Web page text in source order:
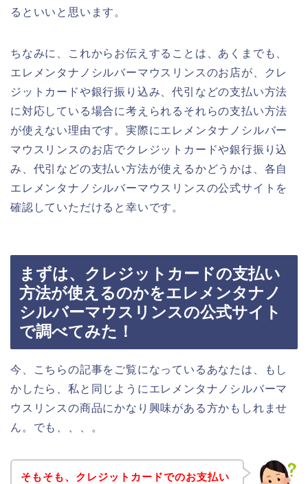
るといいと思います。
ちなみに、これからお伝えすることは、あくまでも、
エレメンタナノシルバーマウスリンスのお店が、クレ
ジットカードや銀行振り込み、代引などの支払い方法
に対応している場合に考えられるそれらの支払い方法
が使えない理由です。実際にエレメンタナノシルバー
マウスリンスのお店でクレジットカードや銀行振り込
み、代引などの支払い方法が使えるかどうかは、各自
エレメンタナノシルバーマウスリンスの公式サイトを
確認していただけると幸いです。
まずは、クレジットカードの支払い
方法が使えるのかをエレメンタナノ
シルバーマウスリンスの公式サイト
で調べてみた！
今、こちらの記事をご覧になっているあなたは、もし
かしたら、私と同じようにエレメンタナノシルバーマ
ウスリンスの商品にかなり興味がある方かもしれませ
ん。でも、、、。
そもそも、クレジットカードでのお支払い